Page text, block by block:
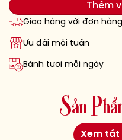
Thêm
Giao hàng với đơn
Ưu đãi mỗi tuần
Bánh tươi mỗi ngày
Sản Phẩ
Xem tất